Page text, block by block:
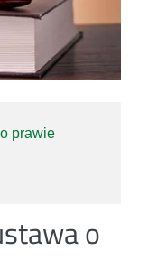
prawie
o